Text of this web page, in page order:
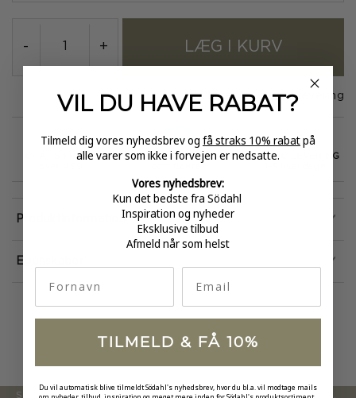
- + LÆG I KURV
På lager 1-3 dages levering
GRATIS FRAGT
E-MÆRKET
HURTIG LEVERING
Egenskaber
Produktinformation
Södahl ønsker at tilbyde en moderne og attraktiv kollektion,
VIL DU HAVE RABAT?
Tilmeld dig vores nyhedsbrev og få straks 10% rabatpå
alle varer som ikke i forvejen er nedsatte.
Vores nyhedsbrev:
Kun det bedste fra Södahl
Inspiration og nyheder
Eksklusive tilbud
Afmeld når som helst
TILMELD & FÅ 10%
Du vil automatisk blive tilmeldt Södahl's nyhedsbrev, hvor du bl.a. vil modtage mails